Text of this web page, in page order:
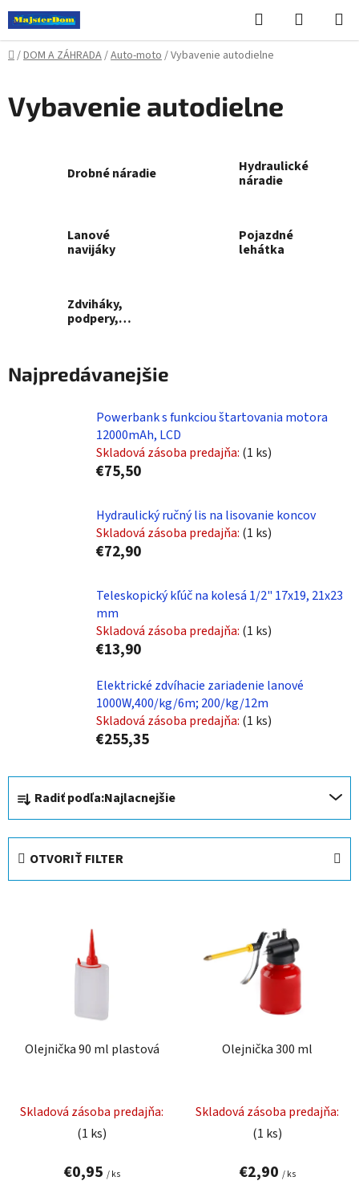
Prejsť
na
obsah
Hľadať
KOŠÍK
Domov
/DOM A ZÁHRADA/Auto-moto/Vybavenie autodielne
Vybavenie autodielne
Drobné náradie
Hydraulické
náradie
Lanové
navijáky
Pojazdné
lehátka
Zdviháky,
podpery,
Najpredávanejšie
Powerbank s funkciou štartovania motora
12000mAh, LCD
Skladová zásoba predajňa: (1 ks)
€75,50
Hydraulický ručný lis na lisovanie koncov
Skladová zásoba predajňa: (1 ks)
€72,90
Teleskopický kľúč na kolesá 1/2" 17x19, 21x23
mm
Skladová zásoba predajňa: (1 ks)
€13,90
Elektrické zdvíhacie zariadenie lanové
1000W,400/kg/6m; 200/kg/12m
Skladová zásoba predajňa: (1 ks)
€255,35
R
a
d
Radiť podľa:Najlacnejšie
OTVORIŤ FILTER
Olejnička 90 ml plastová
Skladová zásoba predajňa:
(1 ks)
€0,95 / ks
Olejnička 300 ml
Skladová zásoba predajňa:
(1 ks)
€2,90 / ks